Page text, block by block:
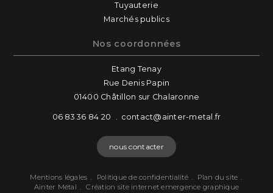
Tuyauterie
Marchés publics
Nos coordonnées
Etang Tenay
Rue Denis Papin
01400 Châtillon sur Chalaronne
06 83 36 84 20 contact@ainter-metal.fr
nous contacter
Mentions légales Politique de confidentialité
Plan du site
Ainter Métal
Création site internet emergence graphique